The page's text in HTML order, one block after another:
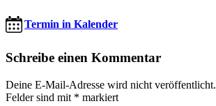
Termin in Kalender
Schreibe einen Kommentar
Deine E-Mail-Adresse wird nicht veröffentlicht.
Felder sind mit * markiert